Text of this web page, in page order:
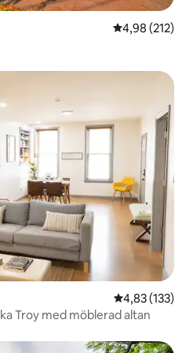
4,98 av 5 i
4,98 (212)
4,83 av 5 i
4,83 (133)
Troy med möblerad altan